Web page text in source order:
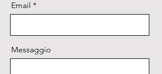
Email
Messaggio